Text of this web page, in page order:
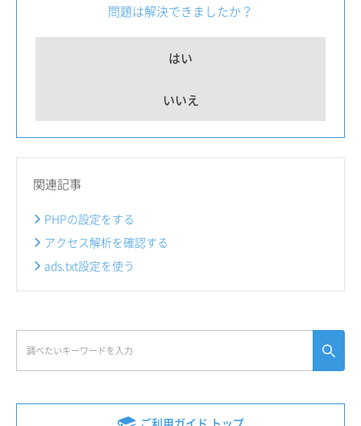
問題は解決できましたか？
はい
いいえ
関連記事
PHPの設定をする
アクセス解析を確認する
ads.txt設定を使う